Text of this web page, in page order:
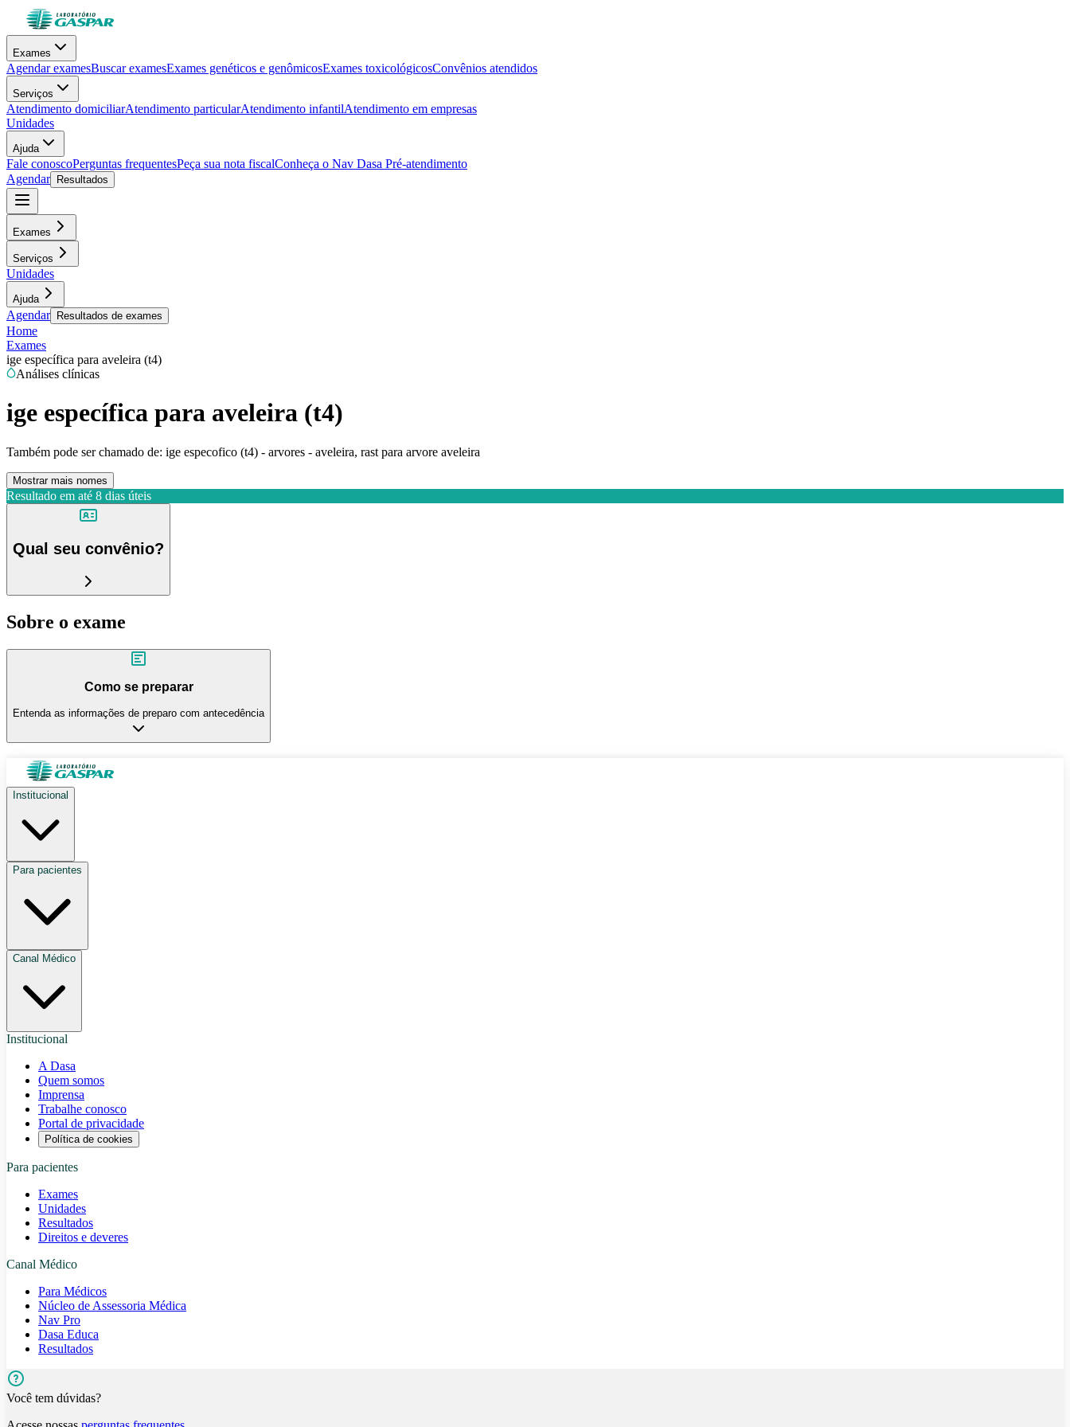
Exames
Agendar examesBuscar examesExames genéticos e genômicosExames toxicológicosConvênios atendidos
Serviços
Atendimento domiciliarAtendimento particularAtendimento infantilAtendimento em empresas
Unidades
Ajuda
Fale conoscoPerguntas frequentesPeça sua nota fiscalConheça o Nav Dasa Pré-atendimento
Agendar
Resultados
Exames
Serviços
Unidades
Ajuda
Agendar Resultados de exames
Home
Exames
ige específica para aveleira (t4)
Análises clínicas
ige específica para aveleira (t4)
Também pode ser chamado de: ige especofico (t4) - arvores - aveleira, rast para arvore aveleira
Mostrar mais nomes
Resultado em até 8 dias úteis
Qual seu convênio?
Sobre o exame
Como se preparar
Entenda as informações de preparo com antecedência
Institucional
Para pacientes
Canal Médico
Institucional
A Dasa
Quem somos
Imprensa
Trabalhe conosco
Portal de privacidade
Política de cookies
Para pacientes
Exames
Unidades
Resultados
Direitos e deveres
Canal Médico
Para Médicos
Núcleo de Assessoria Médica
Nav Pro
Dasa Educa
Resultados
Você tem dúvidas?